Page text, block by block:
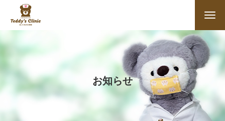
お知らせ